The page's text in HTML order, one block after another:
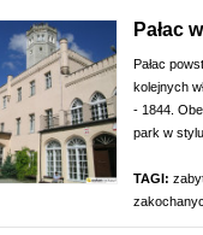
Pałac
Pałac
kolejnych
- 1844.
park w
TAGI: